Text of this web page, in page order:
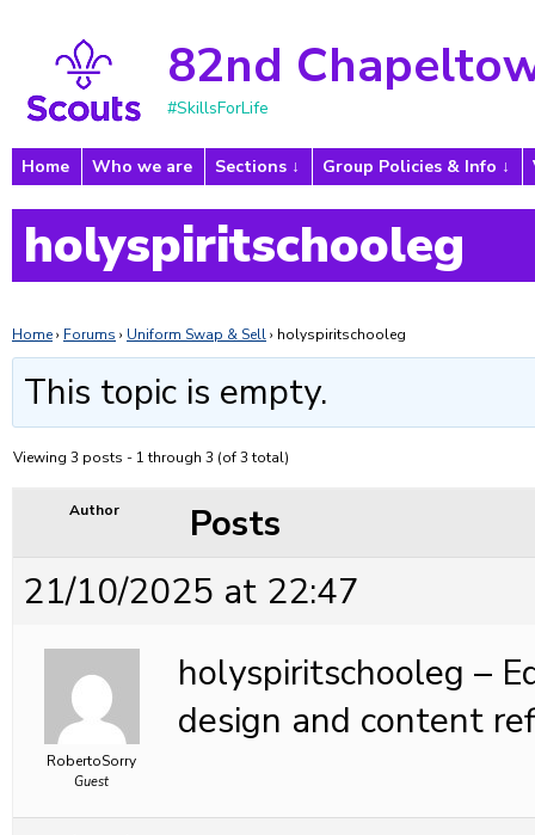
82nd
#SkillsForLife
Home Who we are Sections Group Policies & Info
holyspiritschooleg
Home› Forums › Uniform Swap & Sell› holyspiritschooleg
This topic is empty.
Viewing 3 posts - 1 through 3 (of 3 total)
Author
Posts
21/10/2025 at 22:47
RobertoSorry
Guest
holyspiritschooleg –
design and content